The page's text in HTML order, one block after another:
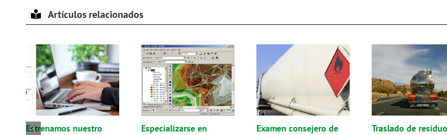
Artículos relacionados
Estrenamos nuestro
Especializarse en
Examen consejero de
Traslado de